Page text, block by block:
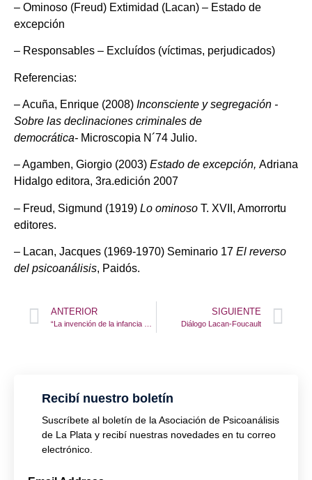
– Ominoso (Freud) Extimidad (Lacan) – Estado de
excepción
– Responsables – Excluídos (víctimas, perjudicados)
Referencias:
– Acuña, Enrique (2008) Inconsciente y segregación -
Sobre las declinaciones criminales de
democrática- Microscopia N´74 Julio.
– Agamben, Giorgio (2003) Estado de excepción, Adriana
Hidalgo editora, 3ra.edición 2007
– Freud, Sigmund (1919) Lo ominoso T. XVII, Amorrortu
editores.
– Lacan, Jacques (1969-1970) Seminario 17 El reverso
del psicoanálisis, Paidós.
ANTERIOR SIGUIENTE
Diálogo Lacan-Foucault
Recibí nuestro boletín
Suscríbete al boletín de la Asociación de Psicoanálisis
de La Plata y recibí nuestras novedades en tu correo
electrónico.